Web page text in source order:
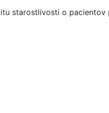
starostlivosti o